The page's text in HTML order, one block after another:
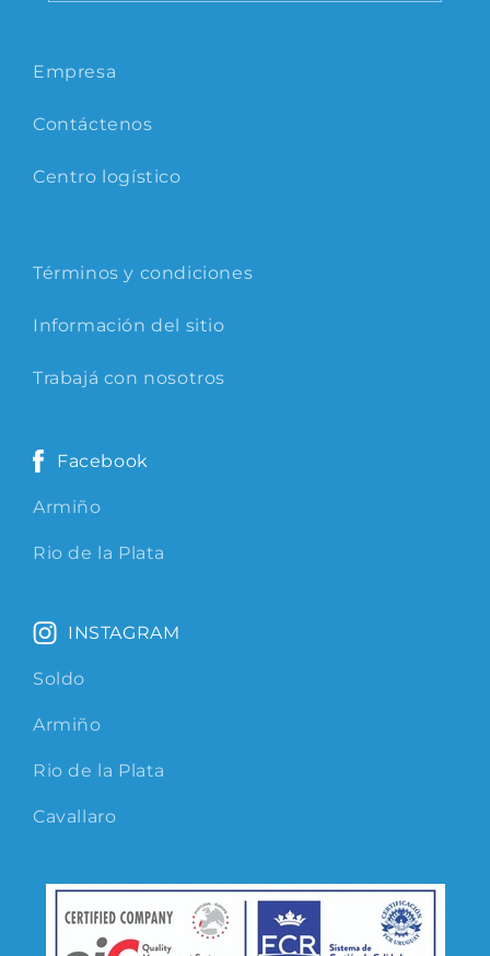
Empresa
Contáctenos
Centro logístico
Términos y condiciones
Información del sitio
Trabajá con nosotros
Facebook
Armiño
Rio de la Plata
INSTAGRAM
Soldo
Armiño
Rio de la Plata
Cavallaro